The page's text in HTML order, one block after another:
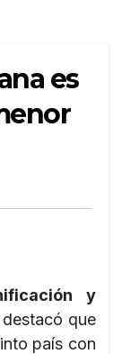
es
y
que
país con